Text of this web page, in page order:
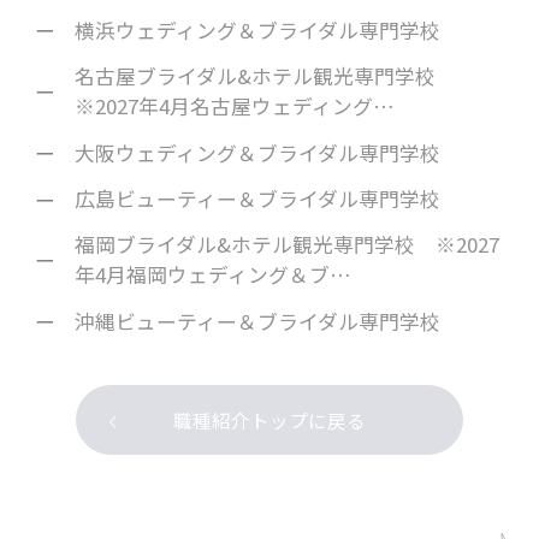
横浜ウェディング＆ブライダル専門学校
名古屋ブライダル&ホテル観光専門学校
※2027年4月名古屋ウェディング…
大阪ウェディング＆ブライダル専門学校
広島ビューティー＆ブライダル専門学校
福岡ブライダル&ホテル観光専門学校 ※2027
年4月福岡ウェディング＆ブ…
沖縄ビューティー＆ブライダル専門学校
職種紹介トップに戻る